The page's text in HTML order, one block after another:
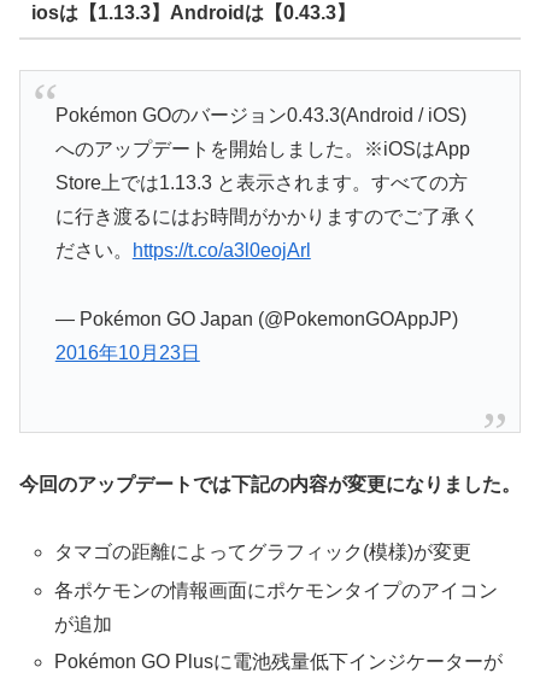
iosは【1.13.3】Androidは【0.43.3】
Pokémon GOのバージョン0.43.3(Android / iOS)
へのアップデートを開始しました。※iOSはApp
Store上では1.13.3 と表示されます。すべての方
に行き渡るにはお時間がかかりますのでご了承く
ださい。
https://t.co/a3l0eojArl
— Pokémon GO Japan (@PokemonGOAppJP)
2016年10月23日
今回のアップデートでは下記の内容が変更になりました。
タマゴの距離によってグラフィック(模様)が変更
各ポケモンの情報画面にポケモンタイプのアイコン
が追加
Pokémon GO Plusに電池残量低下インジケーターが